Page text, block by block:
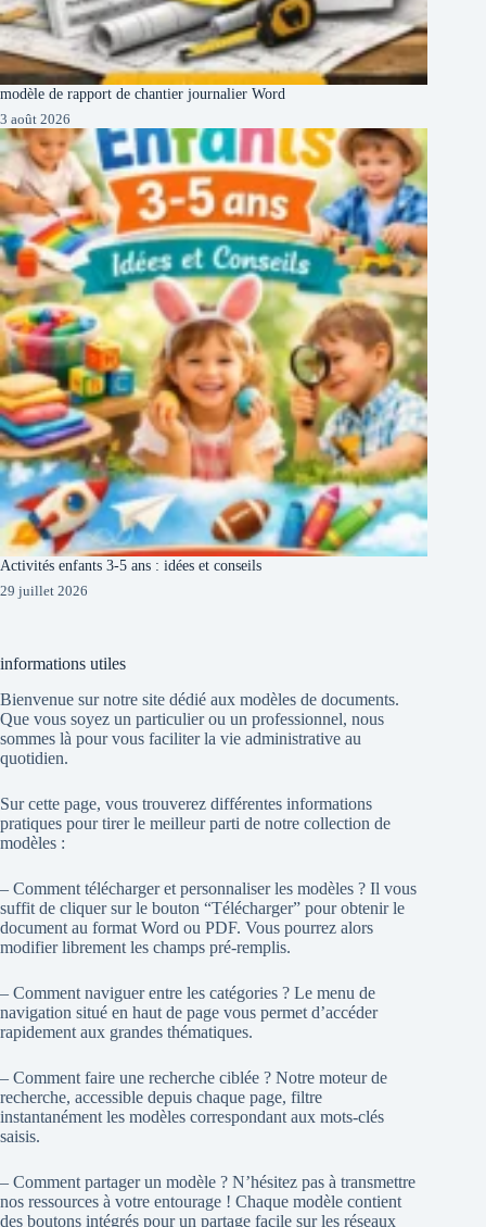
modèle de rapport de chantier journalier Word
3 août 2026
Activités enfants 3-5 ans : idées et conseils
29 juillet 2026
informations utiles
Bienvenue sur notre site dédié aux modèles de documents.
Que vous soyez un particulier ou un professionnel, nous
sommes là pour vous faciliter la vie administrative au
quotidien.
Sur cette page, vous trouverez différentes informations
pratiques pour tirer le meilleur parti de notre collection de
modèles :
– Comment télécharger et personnaliser les modèles ? Il vous
suffit de cliquer sur le bouton “Télécharger” pour obtenir le
document au format Word ou PDF. Vous pourrez alors
modifier librement les champs pré-remplis.
– Comment naviguer entre les catégories ? Le menu de
navigation situé en haut de page vous permet d’accéder
rapidement aux grandes thématiques.
– Comment faire une recherche ciblée ? Notre moteur de
recherche, accessible depuis chaque page, filtre
instantanément les modèles correspondant aux mots-clés
saisis.
– Comment partager un modèle ? N’hésitez pas à transmettre
nos ressources à votre entourage ! Chaque modèle contient
des boutons intégrés pour un partage facile sur les réseaux